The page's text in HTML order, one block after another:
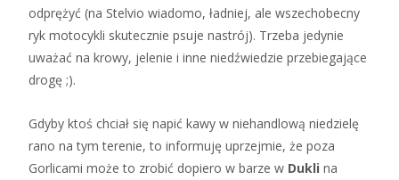
odprężyć (na Stelvio wiadomo, ładniej, ale wszechobecny
ryk motocykli skutecznie psuje nastrój). Trzeba jedynie
uważać na krowy, jelenie i inne niedźwiedzie przebiegające
drogę ;).
Gdyby ktoś chciał się napić kawy w niehandlową niedzielę
rano na tym terenie, to informuję uprzejmie, że poza
Gorlicami może to zrobić dopiero w barze w Dukli na